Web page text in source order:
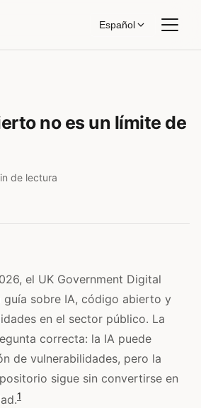
Español
no es un límite de
de lectura
el UK Government Digital
guía sobre IA, código abierto y
en el sector público. La
correcta: la IA puede
de vulnerabilidades, pero la
sigue sin convertirse en
1